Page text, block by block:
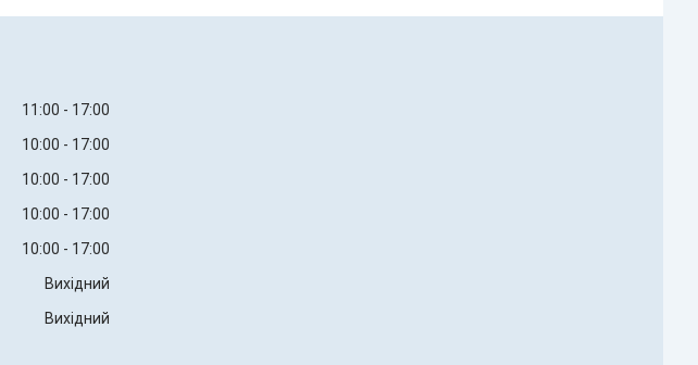
11:00
17:00
10:00
17:00
10:00
17:00
10:00
17:00
10:00
17:00
Вихідний
Вихідний